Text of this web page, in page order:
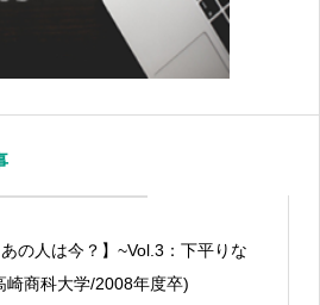
あの人は今？】~Vol.3：下平りな
崎商科大学/2008年度卒)